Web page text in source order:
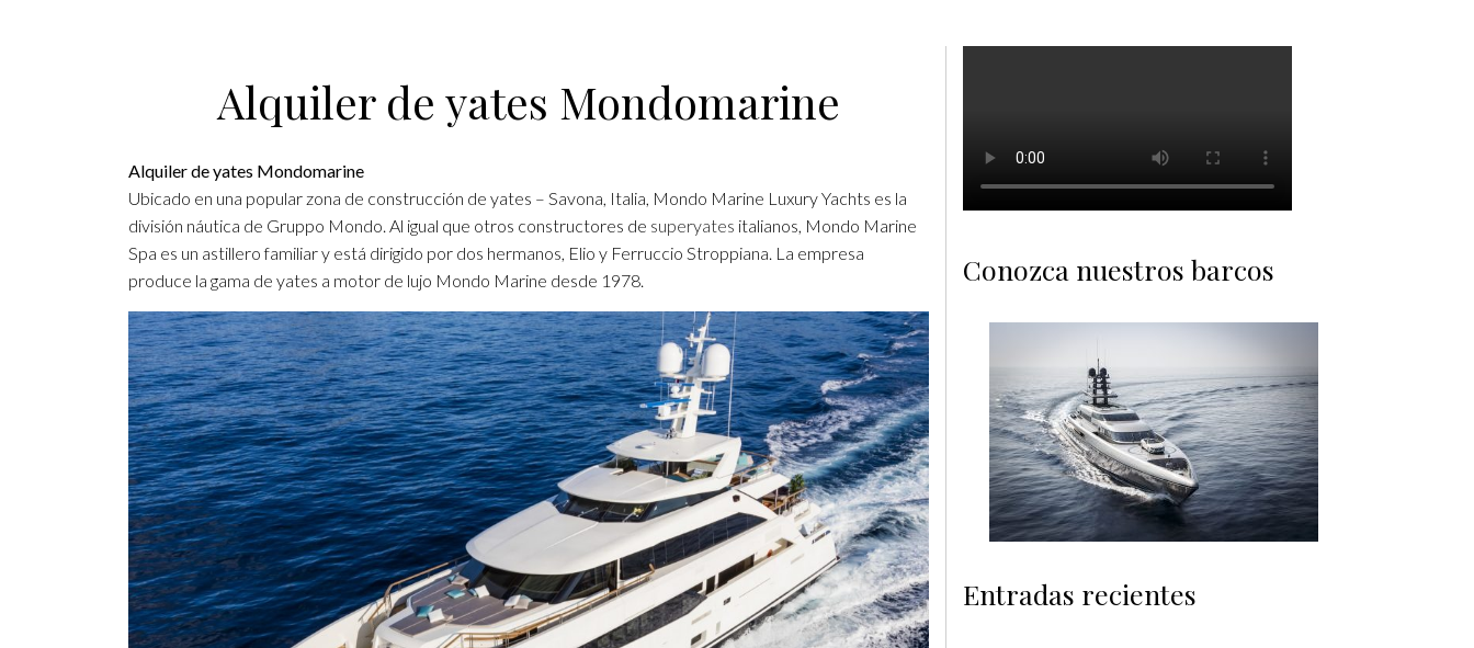
Alquiler de yates Mondomarine
Alquiler de yates Mondomarine
Ubicado en una popular zona de construcción de yates – Savona, Italia, Mondo Marine Luxury Yachts es la
división náutica de Gruppo Mondo. Al igual que otros constructores de superyates italianos, Mondo Marine
Spa es un astillero familiar y está dirigido por dos hermanos, Elio y Ferruccio Stroppiana. La empresa
produce la gama de yates a motor de lujo Mondo Marine desde 1978.
Conozca nuestros barcos
Entradas recientes